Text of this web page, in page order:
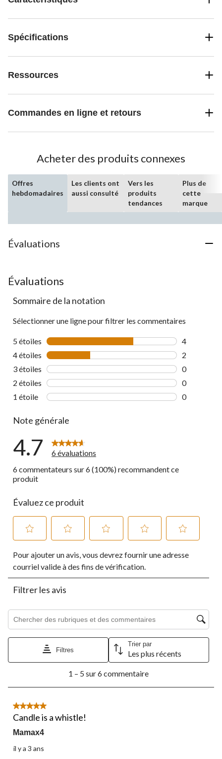
Spécifications
Ressources
Commandes en ligne et retours
Acheter des produits connexes
Offres
hebdomadaires
Les clients ont
aussi consulté
Vers les
produits
tendances
Plus de
cette
marque
Évaluations
Évaluations
Sommaire de la notation
Sélectionner une ligne pour filtrer les commentaires
5 étoiles étoiles
4
4 étoiles étoiles
2
3 étoiles étoiles
0
2 étoiles étoiles
0
1 étoile étoiles
0
Note générale
4.7
6 évaluations
6 commentateurs sur 6 (100%) recommandent ce
produit
Évaluez ce produit
pour
évaluer
1
Cette
action
ouvrira
le
formulaire
pour
évaluer
2
Cette
action
ouvrira
le
formulaire
pour
évaluer
Cette
action
ouvrira
le
formulaire
pour
évaluer
Cette
action
ouvrira
le
formulaire
de
pour
Cette
ouvrira
le
formulaire
de
Pour ajouter un avis, vous devrez fournir une adresse
courriel valide à des fins de vérification.
Filtrer les avis
Zone de recherche de sujet et d'avis
Filtres
Trier par
Les plus récents
5
commentaire.
1 – 5 sur 6 commentaire
5 étoile(s) sur 5.
Candle is a whistle!
Mamax4
il y a 3 ans